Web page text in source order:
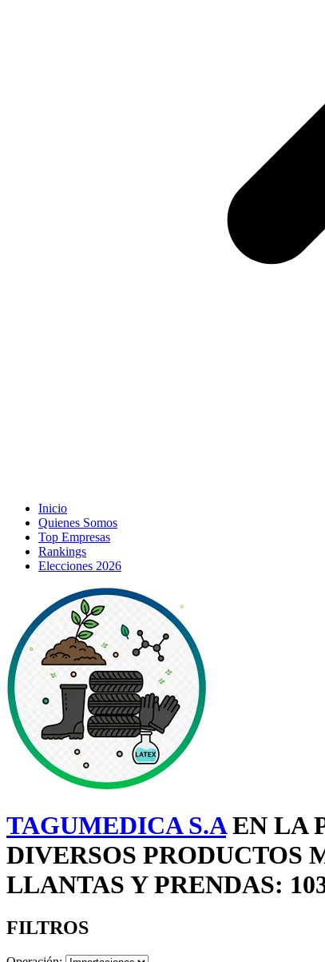
Inicio
Quienes Somos
Top Empresas
Rankings
Elecciones 2026
TAGUMEDICA S.AEN LA
DIVERSOS PRODUCTOS
LLANTAS Y PRENDAS:
FILTROS